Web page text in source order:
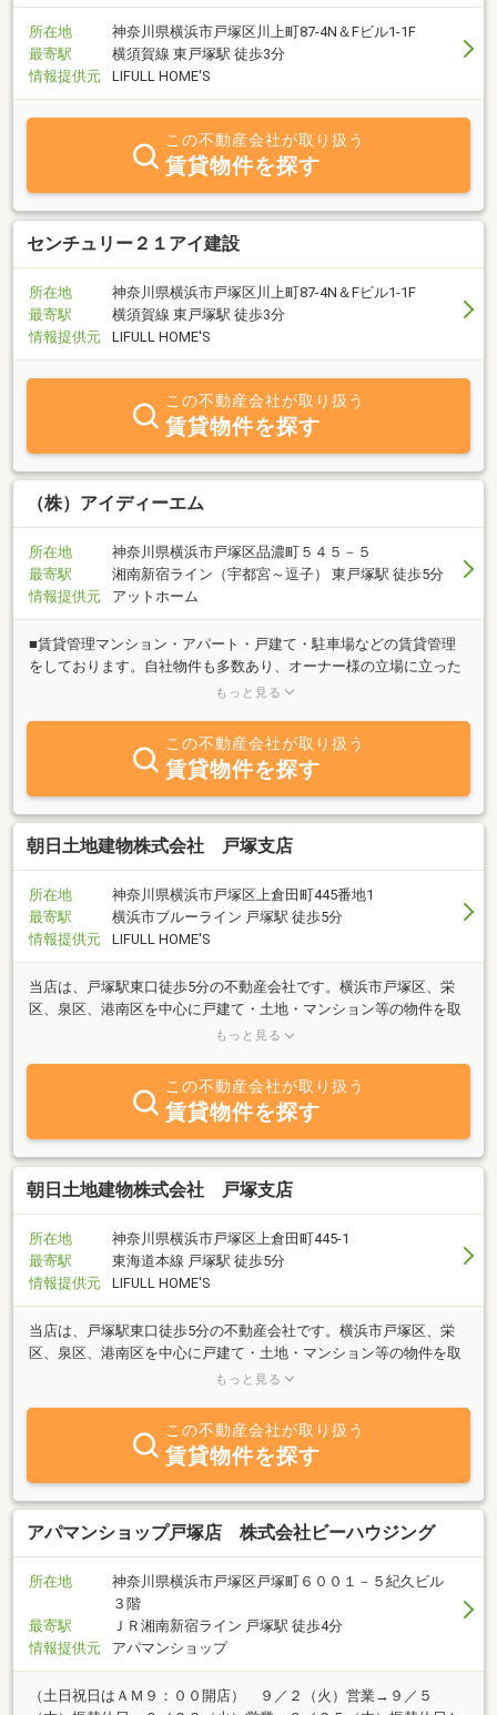
所在地
神奈川県横浜市戸塚区川上町87-4N＆Fビル1-1F
最寄駅
横須賀線 東戸塚駅 徒歩3分
情報提供元
LIFULL HOME'S
この不動産会社が取り扱う
賃貸物件を探す
センチュリー２１アイ建設
所在地
神奈川県横浜市戸塚区川上町87-4N＆Fビル1-1F
最寄駅
横須賀線 東戸塚駅 徒歩3分
情報提供元
LIFULL HOME'S
この不動産会社が取り扱う
賃貸物件を探す
（株）アイディーエム
所在地
神奈川県横浜市戸塚区品濃町５４５－５
最寄駅
湘南新宿ライン（宇都宮～逗子） 東戸塚駅 徒歩5分
情報提供元
アットホーム
■賃貸管理マンション・アパート・戸建て・駐車場などの賃貸管理
をしております。自社物件も多数あり、オーナー様の立場に立った
ご提案ができます。自社物件で培った独自のノウハウで、大切な資
関する特別措置法により、空き家には、適切な管理が求められるこ
とになりました。放置し管理不全空家になった場合、行政より指
導・勧告を受ける場合があります。また固定資産税評価額が６分の
１になる受託用地の特例を解除され、固定資産税が３～４倍になる
場合があります。弊社では、空き家の定期的な巡回および清掃も行
っております。空き家の活用、売買や法律の相談など状況に合わせ
たご提案させていただきます。■その他、不動産の買取、売買仲
介、大規模修繕工事までワンストップで提供■オススメ情報ご入居
者様へのサービス向上として、ＥＶ充電器の設置を検討してみませ
んか？多様化する入居者ニーズに対応するため、ＥＶ充電器、蓄電
もっと見る
この不動産会社が取り扱う
賃貸物件を探す
朝日土地建物株式会社 戸塚支店
所在地
神奈川県横浜市戸塚区上倉田町445番地1
最寄駅
横浜市ブルーライン 戸塚駅 徒歩5分
情報提供元
LIFULL HOME'S
当店は、戸塚駅東口徒歩5分の不動産会社です。横浜市戸塚区、栄
区、泉区、港南区を中心に戸建て・土地・マンション等の物件を取
り扱っています。無料駐車場、キッズスペースございます。ご来店
もっと見る
この不動産会社が取り扱う
賃貸物件を探す
朝日土地建物株式会社 戸塚支店
所在地
神奈川県横浜市戸塚区上倉田町445-1
最寄駅
東海道本線 戸塚駅 徒歩5分
情報提供元
LIFULL HOME'S
当店は、戸塚駅東口徒歩5分の不動産会社です。横浜市戸塚区、栄
区、泉区、港南区を中心に戸建て・土地・マンション等の物件を取
り扱っています。無料駐車場、キッズスペースございます。ご来店
もっと見る
この不動産会社が取り扱う
賃貸物件を探す
アパマンショップ戸塚店 株式会社ビーハウジング
所在地
神奈川県横浜市戸塚区戸塚町６００１－５紀久ビル
３階
最寄駅
ＪＲ湘南新宿ライン 戸塚駅 徒歩4分
情報提供元
アパマンショップ
（土日祝日はＡＭ９：００開店） ９／２（火）営業→９／５